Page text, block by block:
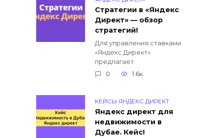
Cтратегии в «Яндекс
Директ» — обзор
стратегий!
Для управления ставками
«Яндекс Директ»
предлагает
0
1.6к.
КЕЙСЫ ЯНДЕКС ДИРЕКТ
Яндекс директ для
недвижимости в
Дубае. Кейс!